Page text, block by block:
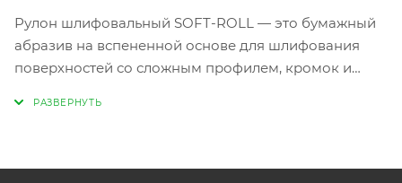
Рулон шлифовальный SOFT-ROLL — это бумажный
абразив на вспененной основе для шлифования
поверхностей со сложным профилем, кромок и